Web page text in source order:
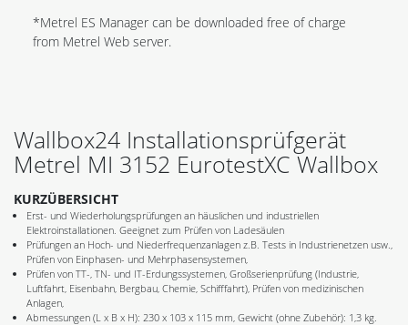
*Metrel ES Manager can be downloaded free of charge
from Metrel Web server.
Wallbox24 Installationsprüfgerät
Metrel MI 3152 EurotestXC Wallbox
KURZÜBERSICHT
Erst- und Wiederholungsprüfungen an häuslichen und industriellen
Elektroinstallationen. Geeignet zum Prüfen von Ladesäulen
Prüfungen an Hoch- und Niederfrequenzanlagen z.B. Tests in Industrienetzen usw.,
Prüfen von Einphasen- und Mehrphasensystemen,
Prüfen von TT-, TN- und IT-Erdungssystemen, Großserienprüfung (Industrie,
Luftfahrt, Eisenbahn, Bergbau, Chemie, Schifffahrt), Prüfen von medizinischen
Anlagen,
Abmessungen (L x B x H): 230 x 103 x 115 mm, Gewicht (ohne Zubehör): 1,3 kg.